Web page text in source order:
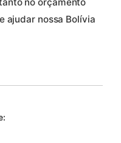
ajudar nossa Bolívia